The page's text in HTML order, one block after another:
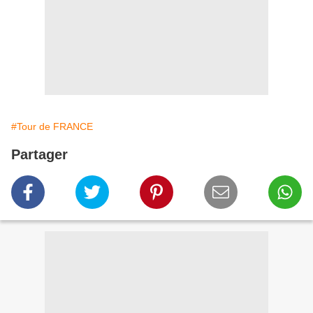
#Tour de FRANCE
Partager